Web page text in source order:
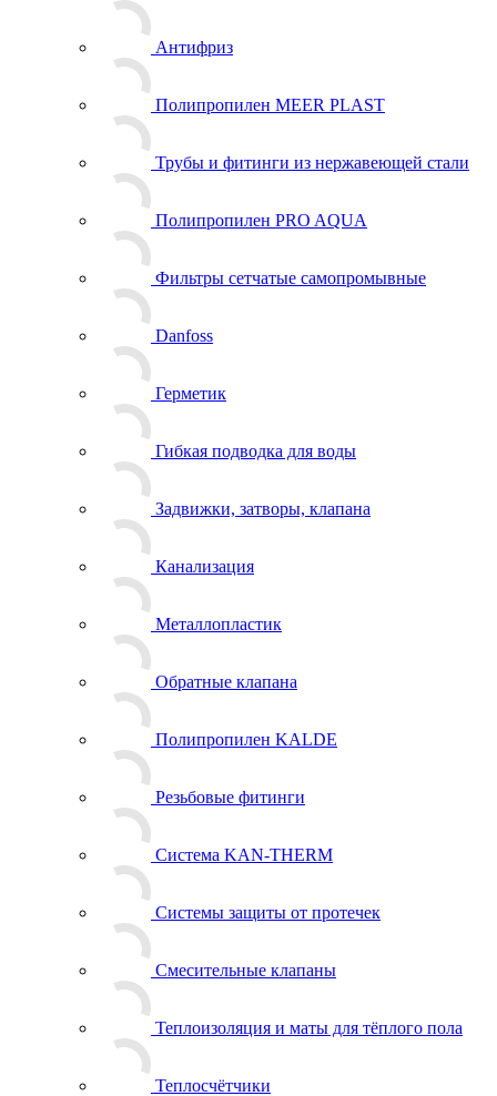
Антифриз
Полипропилен MEER PLAST
Трубы и фитинги из нержавеющей стали
Полипропилен PRO AQUA
Фильтры сетчатые самопромывные
Danfoss
Герметик
Гибкая подводка для воды
Задвижки, затворы, клапана
Канализация
Металлопластик
Обратные клапана
Полипропилен KALDE
Резьбовые фитинги
Система KAN-THERM
Системы защиты от протечек
Смесительные клапаны
Теплоизоляция и маты для тёплого пола
Теплосчётчики